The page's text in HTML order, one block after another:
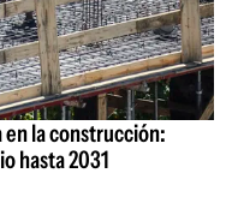
en la construcción:
hasta 2031